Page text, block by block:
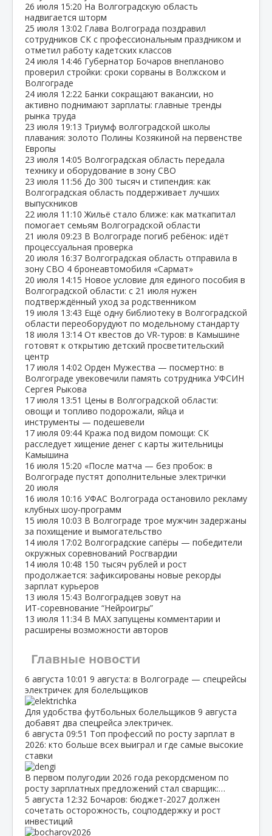
26 июля 15:20 На Волгоградскую область
надвигается шторм
25 июля 13:02 Глава Волгограда поздравил
сотрудников СК с профессиональным праздником и
отметил работу кадетских классов
24 июля 14:46 Губернатор Бочаров внепланово
проверил стройки: сроки сорваны в Волжском и
Волгограде
24 июля 12:22 Банки сокращают вакансии, но
активно поднимают зарплаты: главные тренды
рынка труда
23 июля 19:13 Триумф волгоградской школы
плавания: золото Полины Козякиной на первенстве
Европы
23 июля 14:05 Волгоградская область передала
технику и оборудование в зону СВО
23 июля 11:56 До 300 тысяч и стипендия: как
Волгоградская область поддерживает лучших
выпускников
22 июля 11:10 Жильё стало ближе: как маткапитал
помогает семьям Волгоградской области
21 июля 09:23 В Волгограде погиб ребёнок: идёт
процессуальная проверка
20 июля 16:37 Волгоградская область отправила в
зону СВО 4 бронеавтомобиля «Сармат»
20 июля 14:15 Новое условие для единого пособия в
Волгоградской области: с 21 июля нужен
подтверждённый уход за родственником
19 июля 13:43 Ещё одну библиотеку в Волгоградской
области переоборудуют по модельному стандарту
18 июля 13:14 От квестов до VR‑туров: в Камышине
готовят к открытию детский просветительский
центр
17 июля 14:02 Орден Мужества — посмертно: в
Волгограде увековечили память сотрудника УФСИН
Сергея Рыкова
17 июля 13:51 Цены в Волгоградской области:
овощи и топливо подорожали, яйца и
инструменты — подешевели
17 июля 09:44 Кража под видом помощи: СК
расследует хищение денег с карты жительницы
Камышина
16 июля 15:20 «После матча — без пробок: в
Волгограде пустят дополнительные электрички
20 июля
16 июля 10:16 УФАС Волгограда остановило рекламу
клубных шоу‑программ
15 июля 10:03 В Волгограде трое мужчин задержаны
за похищение и вымогательство
14 июля 17:02 Волгоградские сапёры — победители
окружных соревнований Росгвардии
14 июля 10:48 150 тысяч рублей и рост
продолжается: зафиксированы новые рекорды
зарплат курьеров
13 июля 15:43 Волгоградцев зовут на
ИТ‑соревнование “Нейроигры”
13 июля 11:34 В МАХ запущены комментарии и
расширены возможности авторов
Главные новости
6 августа 10:01 9 августа: в Волгограде — спецрейсы
электричек для болельщиков
Для удобства футбольных болельщиков 9 августа
добавят два спецрейса электричек.
6 августа 09:51 Топ профессий по росту зарплат в
2026: кто больше всех выиграл и где самые высокие
ставки
В первом полугодии 2026 года рекордсменом по
росту зарплатных предложений стал сварщик:…
5 августа 12:32 Бочаров: бюджет‑2027 должен
сочетать осторожность, соцподдержку и рост
инвестиций